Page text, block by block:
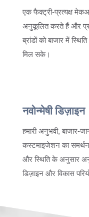
एक फैक्ट्री-प्रत्यक्ष
अनुकूलित करते हैं और
ब्रांडों को बाजार में
मिल सके।
नवोन्मेषी डिज़ाइन
हमारी अनुभवी, बाजार-
कस्टमाइजेशन का
और स्थिति के अनुसार
डिज़ाइन और विकास